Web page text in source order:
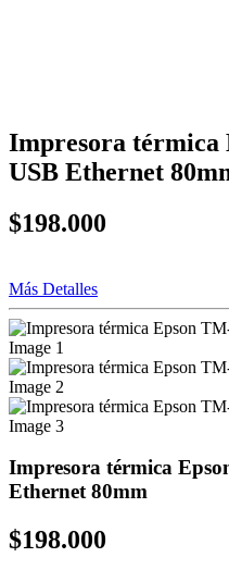
Impresora térmica
USB Ethernet
$198.000
Más Detalles
Impresora térmica
Ethernet 80mm
$198.000